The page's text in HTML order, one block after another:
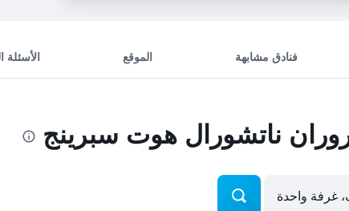
فنادق مشابهة الموقع الأسئلة
ناتشورال هوت سبرينج